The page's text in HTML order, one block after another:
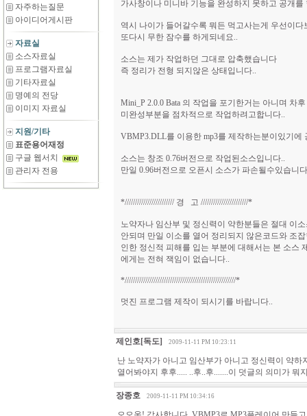
자주하는질문
아이디어게시판
자료실
소스자료실
프로그램자료실
기타자료실
명예의 전당
이미지 자료실
지원/기타
표준용어재정
구글 웹서치
관리자 전용
가사창이나 미니바 기능을 완성하지 못하고 공개를
역시 나이가 들어갈수록 뭐든 먹고사는게 우선이다
또다시 무한 잠수를 하게되네요..
소스는 제가 작업하던 그대로 압축했습니다
즉 정리가 전형 되지않은 상태입니다..
Mini_P 2.0.0 Bata 의 작업을 포기한거는 아니며 차
미완성부분을 점차적으로 작업하려고합니다..
VBMP3.DLL를 이용한 mp3를 제작하는분이있기에
소스는 창조 0.76버전으로 작업된소스입니다..
만일 0.96버전으로 오픈시 소스가 파손될수있습니
*//////////////////////// 경 고 ///////////////////////*
노약자나 임산부 및 정신력이 약한분들은 절대 이
안되며 만일 이소를 열어 정리되지 않은코드와 조
인한 정신적 피해를 입는 부분에 대해서는 본 소스
에게는 전혀 잭임이 없습니다..
*//////////////////////////////////////////////////////*
멋진 프로그램 제작이 되시기를 바랍니다..
제인호[독도] 2009-11-11 PM 10:23:11
난 노약자가 아니고 임산부가 아니고 정신력이 약하
열어봐야지 후후..... ..후..후.......이 덧글의 의미가 뭐
장종호 2009-11-11 PM 10:34:16